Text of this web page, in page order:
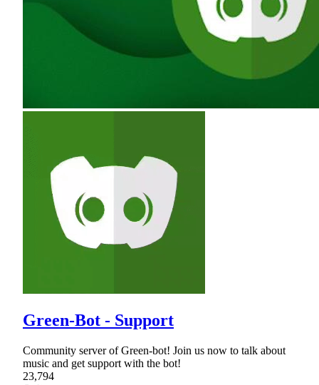
Green-Bot - Support
Community server of Green-bot! Join us now to talk about
music and get support with the bot!
23,794